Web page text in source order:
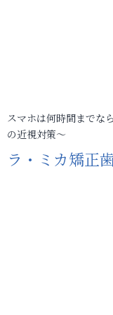
スマホは何時間までな
の近視対策～
ラ・ミカ矯正